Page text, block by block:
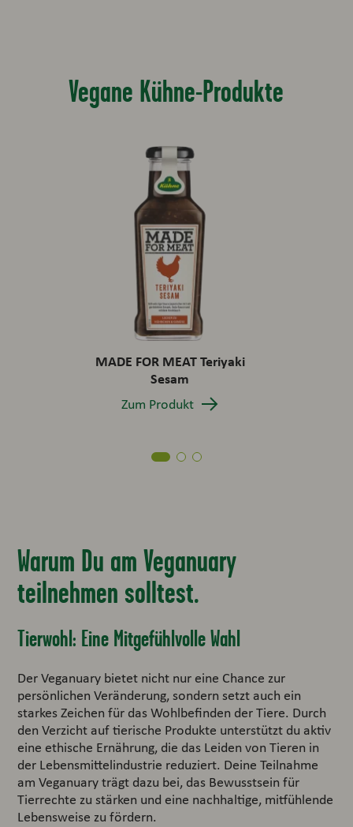
Vegane Kühne-Produkte
MADE FOR MEAT Teriyaki
Sesam
Zum Produkt
Warum Du am Veganuary
teilnehmen solltest.
Tierwohl: Eine Mitgefühlvolle Wahl
Der Veganuary bietet nicht nur eine Chance zur
persönlichen Veränderung, sondern setzt auch ein
starkes Zeichen für das Wohlbefinden der Tiere. Durch
den Verzicht auf tierische Produkte unterstützt du aktiv
eine ethische Ernährung, die das Leiden von Tieren in
der Lebensmittelindustrie reduziert. Deine Teilnahme
am Veganuary trägt dazu bei, das Bewusstsein für
Tierrechte zu stärken und eine nachhaltige, mitfühlende
Lebensweise zu fördern.